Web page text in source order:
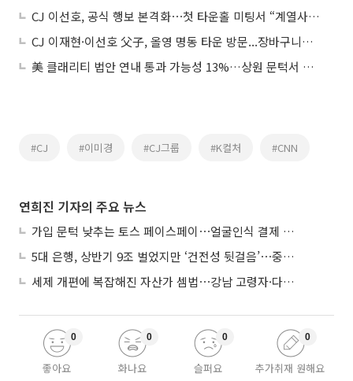
CJ 이선호, 공식 행보 본격화⋯첫 타운홀 미팅서 “계열사 서로 연결돼야”
CJ 이재현·이선호 父子, 올영 명동 타운 방문...장바구니에 ‘K뷰티 글로벌 전략’ 담았다
美 클래리티 법안 연내 통과 가능성 13%…상원 문턱서 제동
#CJ #이미경 #CJ그룹 #K컬처 #CNN
연희진 기자의 주요 뉴스
가입 문턱 낮추는 토스 페이스페이⋯얼굴인식 결제 확산 속도낸다
5대 은행, 상반기 9조 벌었지만 ‘건전성 뒷걸음’⋯중기대출 문턱 높아지나
세제 개편에 복잡해진 자산가 셈법⋯강남 고령자·다주택자 ‘자산재편 고심’
좋아요
0
화나요
0
슬퍼요
0
추가취재 원해요
0